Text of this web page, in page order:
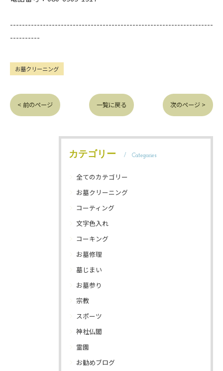
--------------------------------------------------------------------
----------
お墓クリーニング
< 前のページ 一覧に戻る 次のページ >
カテゴリー Categories
全てのカテゴリー
お墓クリーニング
コーティング
文字色入れ
コーキング
お墓修理
墓じまい
お墓参り
宗教
スポーツ
神社仏閣
霊園
お勧めブログ